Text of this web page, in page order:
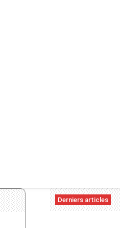
Derniers articles